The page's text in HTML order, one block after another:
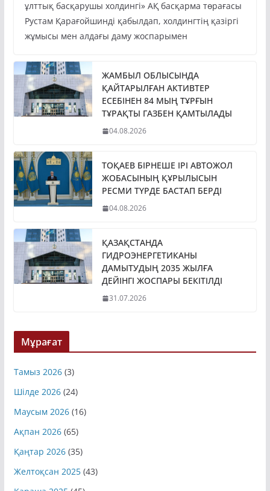
ұлттық басқарушы холдингі» АҚ басқарма төрағасы
Рустам Қарағойшинді қабылдап, холдингтің қазіргі
жұмысы мен алдағы даму жоспарымен
ЖАМБЫЛ ОБЛЫСЫНДА
ҚАЙТАРЫЛҒАН АКТИВТЕР
ЕСЕБІНЕН 84 МЫҢ ТҰРҒЫН
ТҰРАҚТЫ ГАЗБЕН ҚАМТЫЛАДЫ
ТОҚАЕВ БІРНЕШЕ ІРІ АВТОЖОЛ
ЖОБАСЫНЫҢ ҚҰРЫЛЫСЫН
РЕСМИ ТҮРДЕ БАСТАП БЕРДІ
ҚАЗАҚСТАНДА
ГИДРОЭНЕРГЕТИКАНЫ
ДАМЫТУДЫҢ 2035 ЖЫЛҒА
ДЕЙІНГІ ЖОСПАРЫ БЕКІТІЛДІ
Мұрағат
Тамыз 2026 (3)
Шілде 2026 (24)
Маусым 2026 (16)
Ақпан 2026 (65)
Қаңтар 2026 (35)
Желтоқсан 2025 (43)